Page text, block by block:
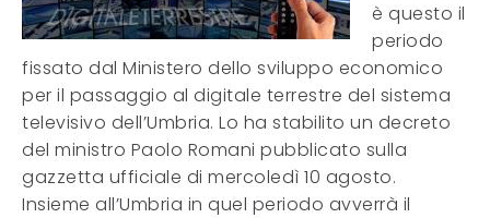
è questo il
periodo
fissato dal Ministero dello sviluppo economico
per il passaggio al digitale terrestre del sistema
televisivo dell’Umbria. Lo ha stabilito un decreto
del ministro Paolo Romani pubblicato sulla
gazzetta ufficiale di mercoledì 10 agosto.
Insieme all’Umbria in quel periodo avverrà il